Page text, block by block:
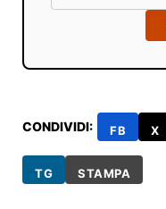
CONDIVIDI: FB X
TG STAMPA